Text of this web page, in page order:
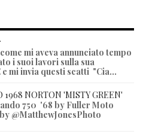
mi aveva annunciato tempo
i suoi lavori sulla sua
e mi invia questi scatti "Cia...
1968 NORTON 'MISTY GREEN'
750 '68 by Fuller Moto
@MatthewJonesPhoto